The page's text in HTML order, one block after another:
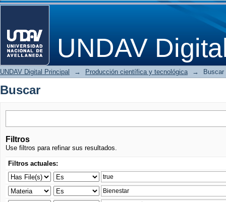
UNDAV
Buscar
UNDAV Digital Principal → Producción científica y tecnológica → Buscar
Buscar
Filtros
Use filtros para refinar sus resultados.
Filtros actuales: